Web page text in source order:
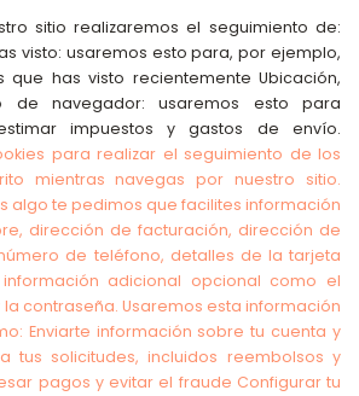
sitio realizaremos el seguimiento de:
visto: usaremos esto para, por ejemplo,
que has visto recientemente Ubicación,
de navegador: usaremos esto para
impuestos y gastos de envío.
para realizar el seguimiento de los
mientras navegas por nuestro sitio.
algo te pedimos que facilites información
dirección de facturación, dirección de
de teléfono, detalles de la tarjeta
adicional opcional como el
contraseña. Usaremos esta información
Enviarte información sobre tu cuenta y
tus solicitudes, incluidos reembolsos y
pagos y evitar el fraude Configurar tu